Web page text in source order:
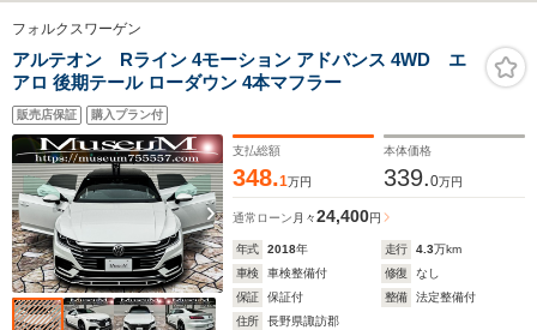
フォルクスワーゲン
アルテオン Rライン 4モーション アドバンス 4WD エ
アロ 後期テール ローダウン 4本マフラー
販売店保証 購入プラン付
支払総額
348.1万円
本体価格
339.0万円
通常ローン 月々24,400円
年式 2018年 走行 4.3万km
車検
車検整備付 修復
なし
保証
保証付 整備
法定整備付
住所
長野県諏訪郡